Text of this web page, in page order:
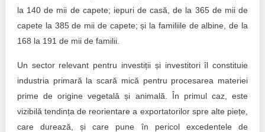
la 140 de mii de capete; iepuri de casă, de la 365 de mii de
capete la 385 de mii de capete; și la familiile de albine, de la
168 la 191 de mii de familii.
Un sector relevant pentru investiții și investitori îl constituie
industria primară la scară mică pentru procesarea materiei
prime de origine vegetală și animală. În primul caz, este
vizibilă tendința de reorientare a exportatorilor spre alte piețe,
care durează, și care pune în pericol excedentele de